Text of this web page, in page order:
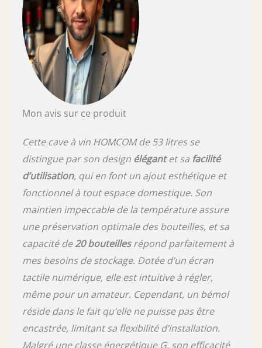
réfrigérateur à vin permet un contrôle précis
de la température entre 5 et 18 °C (41 à 64
°F), adapté pour stocker du vin, du prosecco
et de la bière dans votre réfrigérateur à
boissons. PLACEMENT FLEXIBLE : Avec son
design discret, cette cave à vin avec porte en
verre s'intègre facilement sous un comptoir
ou sur un bureau, apportant une touche
moderne et s'adaptant parfaitement à divers
espaces comme la cuisine ou le bureau.
Mon avis sur ce produit
Cette cave à vin HOMCOM de 53 litres se
distingue par son design élégantet sa facilité
d’utilisation, qui en font un ajout esthétique et
fonctionnel à tout espace domestique. Son
maintien impeccable de la température assure
une préservation optimale des bouteilles, et sa
capacité de20 bouteillesrépond parfaitement à
mes besoins de stockage. Dotée d’un écran
tactile numérique, elle est intuitive à régler,
même pour un amateur. Cependant, un bémol
réside dans le fait qu’elle ne puisse pas être
encastrée, limitant sa flexibilité d’installation.
Malgré une classe énergétique G, son efficacité